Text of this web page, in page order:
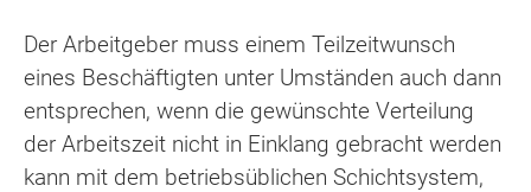
Der Arbeitgeber muss einem Teilzeitwunsch
eines Beschäftigten unter Umständen auch dann
entsprechen, wenn die gewünschte Verteilung
der Arbeitszeit nicht in Einklang gebracht werden
kann mit dem betriebsüblichen Schichtsystem,